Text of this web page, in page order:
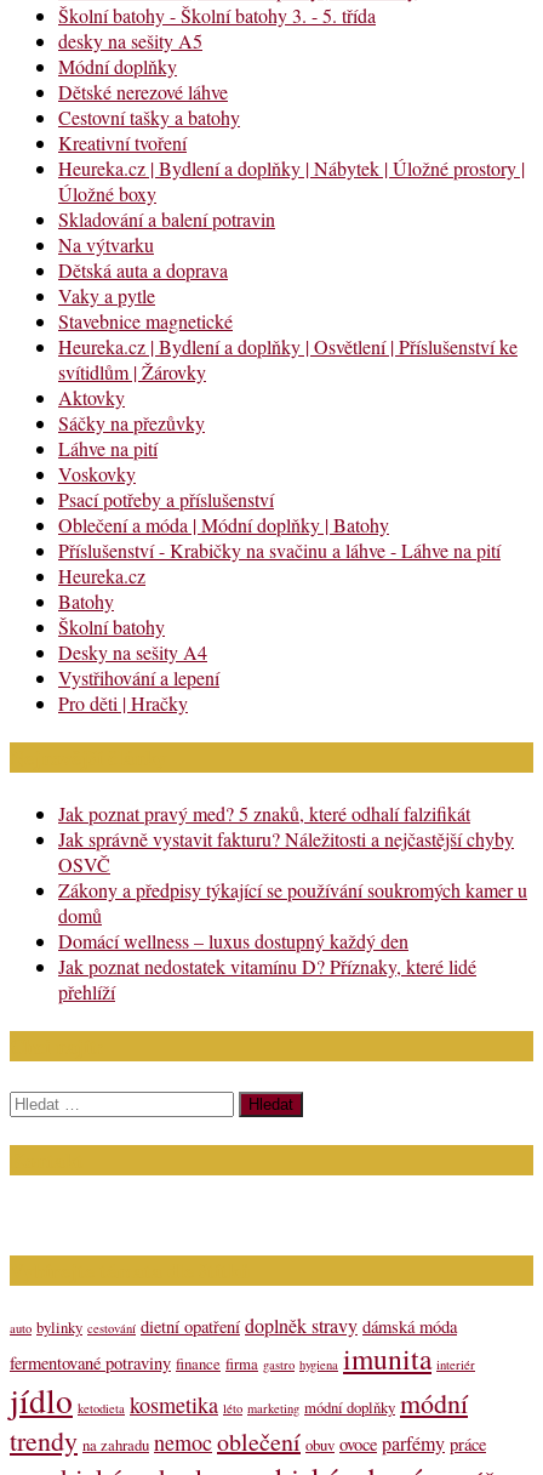
Školní batohy - Školní batohy 3. - 5. třída
desky na sešity A5
Módní doplňky
Dětské nerezové láhve
Cestovní tašky a batohy
Kreativní tvoření
Heureka.cz | Bydlení a doplňky | Nábytek | Úložné prostory |
Úložné boxy
Skladování a balení potravin
Na výtvarku
Dětská auta a doprava
Vaky a pytle
Stavebnice magnetické
Heureka.cz | Bydlení a doplňky | Osvětlení | Příslušenství ke
svítidlům | Žárovky
Aktovky
Sáčky na přezůvky
Láhve na pití
Voskovky
Psací potřeby a příslušenství
Oblečení a móda | Módní doplňky | Batohy
Příslušenství - Krabičky na svačinu a láhve - Láhve na pití
Heureka.cz
Batohy
Školní batohy
Desky na sešity A4
Vystřihování a lepení
Pro děti | Hračky
Jak poznat pravý med? 5 znaků, které odhalí falzifikát
Jak správně vystavit fakturu? Náležitosti a nejčastější chyby
OSVČ
Zákony a předpisy týkající se používání soukromých kamer u
domů
Domácí wellness – luxus dostupný každý den
Jak poznat nedostatek vitamínu D? Příznaky, které lidé
přehlíží
Vyhledávání
auto bylinky cestování dietní opatření doplněk stravy dámská móda
fermentované potraviny finance firma gastro hygiena imunita interiér
jídlo ketodieta kosmetika léto marketing módní doplňky módní
trendy na zahradu nemocoblečení obuv ovoce parfémy práce